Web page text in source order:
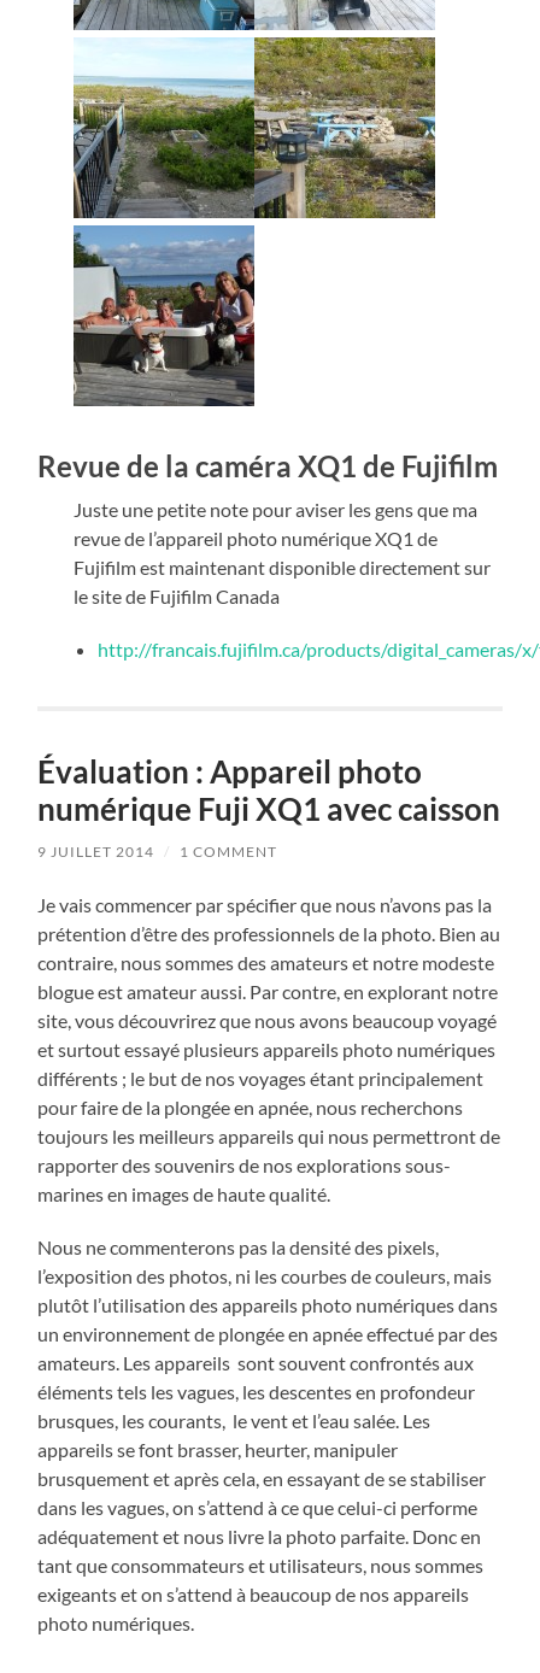
Revue de la caméra XQ1 de Fujifilm
Juste une petite note pour aviser les gens que ma
revue de l’appareil photo numérique XQ1 de
Fujifilm est maintenant disponible directement sur
le site de Fujifilm Canada
http://francais.fujifilm.ca/products/digital_cameras/
Évaluation : Appareil photo
numérique Fuji XQ1 avec caisson
9 JUILLET 2014 / 1 COMMENT
Je vais commencer par spécifier que nous n’avons pas la
prétention d’être des professionnels de la photo. Bien au
contraire, nous sommes des amateurs et notre modeste
blogue est amateur aussi. Par contre, en explorant notre
site, vous découvrirez que nous avons beaucoup voyagé
et surtout essayé plusieurs appareils photo numériques
différents ; le but de nos voyages étant principalement
pour faire de la plongée en apnée, nous recherchons
toujours les meilleurs appareils qui nous permettront de
rapporter des souvenirs de nos explorations sous-
marines en images de haute qualité.
Nous ne commenterons pas la densité des pixels,
l’exposition des photos, ni les courbes de couleurs, mais
plutôt l’utilisation des appareils photo numériques dans
un environnement de plongée en apnée effectué par des
amateurs. Les appareils sont souvent confrontés aux
éléments tels les vagues, les descentes en profondeur
brusques, les courants, le vent et l’eau salée. Les
appareils se font brasser, heurter, manipuler
brusquement et après cela, en essayant de se stabiliser
dans les vagues, on s’attend à ce que celui-ci performe
adéquatement et nous livre la photo parfaite. Donc en
tant que consommateurs et utilisateurs, nous sommes
exigeants et on s’attend à beaucoup de nos appareils
photo numériques.